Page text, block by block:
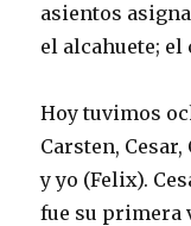
asientos
el alcahuete;
Hoy tuvimos
Carsten,
y yo (Felix).
fue su primera